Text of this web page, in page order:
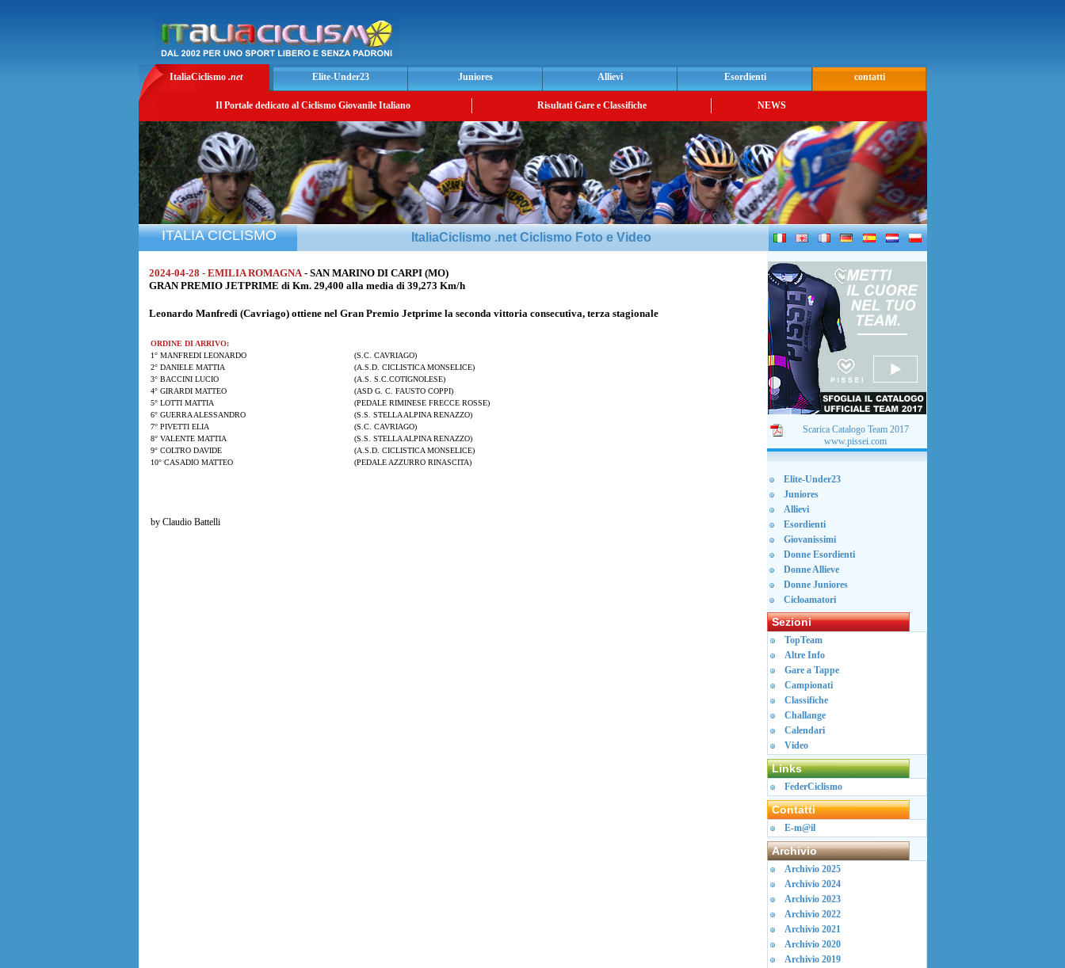
ItaliaCiclismo .net Elite-Under23 Juniores Allievi Esordienti contatti
Il Portale dedicato al Ciclismo Giovanile Italiano Risultati Gare e Classifiche NEWS
ITALIA CICLISMO ItaliaCiclismo .net Ciclismo Foto e Video
2024-04-28 - EMILIA ROMAGNA - SAN MARINO DI CARPI (MO)
GRAN PREMIO JETPRIME di Km. 29,400 alla media di 39,273 Km/h
Leonardo Manfredi (Cavriago) ottiene nel Gran Premio Jetprime la seconda vittoria consecutiva, terza stagionale
ORDINE DI ARRIVO:
1° MANFREDI LEONARDO
(S.C. CAVRIAGO)
2° DANIELE MATTIA
(A.S.D. CICLISTICA MONSELICE)
3° BACCINI LUCIO
(A.S. S.C.COTIGNOLESE)
4° GIRARDI MATTEO
(ASD G. C. FAUSTO COPPI)
5° LOTTI MATTIA
(PEDALE RIMINESE FRECCE ROSSE)
6° GUERRA ALESSANDRO
(S.S. STELLA ALPINA RENAZZO)
7° PIVETTI ELIA
(S.C. CAVRIAGO)
8° VALENTE MATTIA
(S.S. STELLA ALPINA RENAZZO)
9° COLTRO DAVIDE
(A.S.D. CICLISTICA MONSELICE)
10° CASADIO MATTEO
(PEDALE AZZURRO RINASCITA)
by Claudio Battelli
Scarica Catalogo Team 2017
www.pissei.com
Elite-Under23
Juniores
Allievi
Esordienti
Giovanissimi
Donne Esordienti
Donne Allieve
Donne Juniores
Cicloamatori
Sezioni
TopTeam
Altre Info
Gare a Tappe
Campionati
Classifiche
Challange
Calendari
Video
Links
FederCiclismo
Contatti
E-m@il
Archivio
Archivio 2025
Archivio 2024
Archivio 2023
Archivio 2022
Archivio 2021
Archivio 2020
Archivio 2019